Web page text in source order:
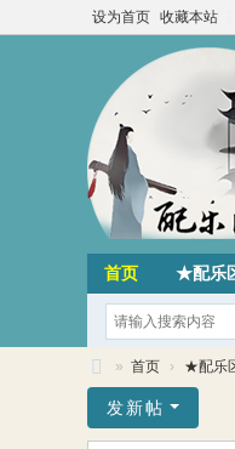
设为首页 收藏本站
首页 ★配乐
乐
» 首页 › ★配乐
发新帖